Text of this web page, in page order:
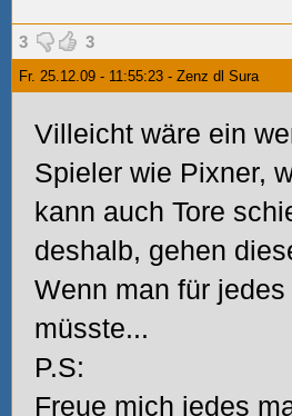
3 3
Fr. 25.12.09 - 11:55:23 - Zenz dl Sura
Villeicht wäre ein
Spieler wie Pixner,
kann auch Tore
deshalb, gehen
Wenn man für
müsste...
P.S:
Freue mich jedes